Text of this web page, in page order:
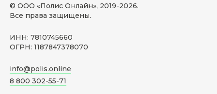
© ООО «Полис Онлайн», 2019-2026.
Все права защищены.
ИНН: 7810745660
ОГРН: 1187847378070
info@polis.online
8 800 302-55-71